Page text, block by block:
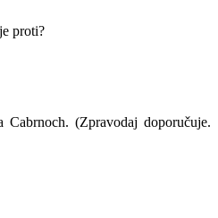
proti?
(Zpravodaj doporučuje.